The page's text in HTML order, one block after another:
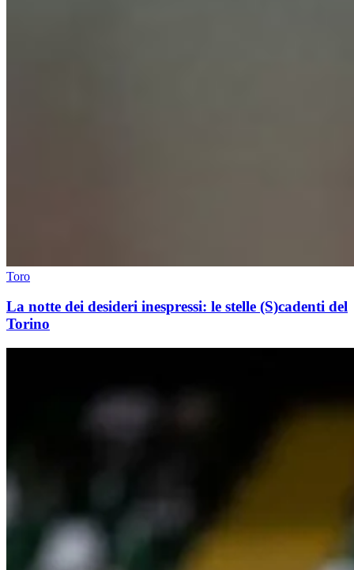
Toro
La notte dei desideri inespressi: le stelle (S)cadenti del
Torino